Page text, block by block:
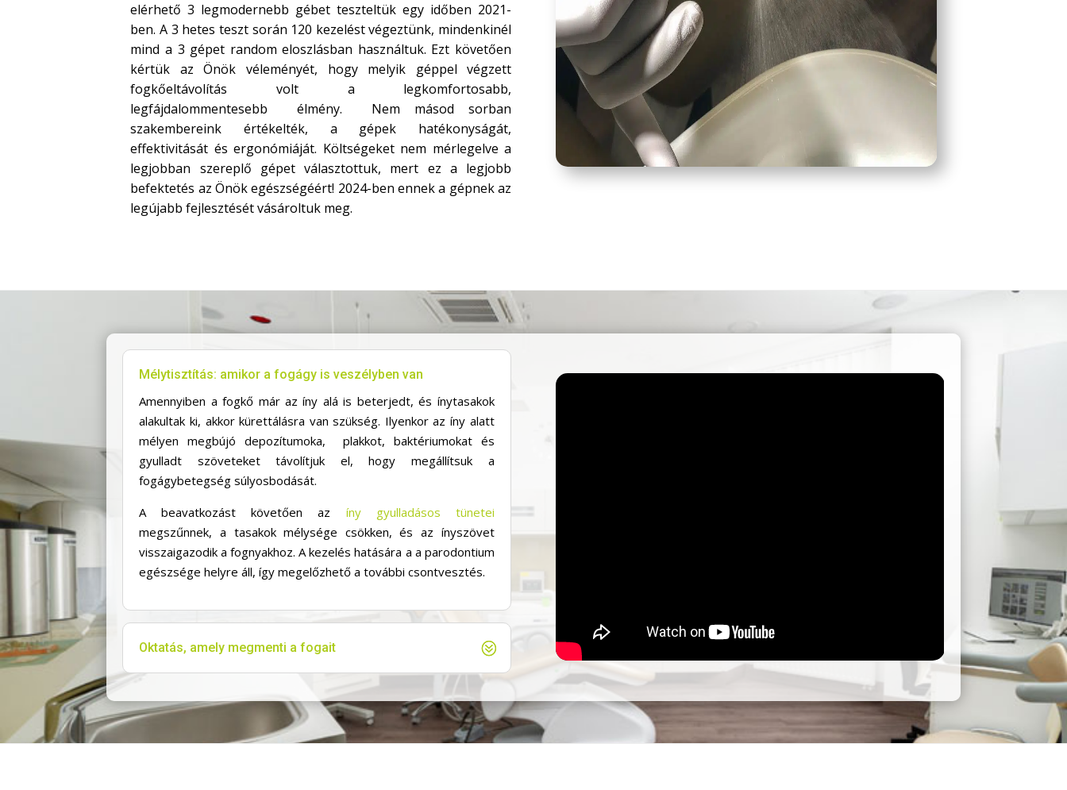
elérhető 3 legmodernebb gébet teszteltük egy időben 2021-
ben. A 3 hetes teszt során 120 kezelést végeztünk, mindenkinél
mind a 3 gépet random eloszlásban használtuk. Ezt követően
kértük az Önök véleményét, hogy melyik géppel végzett
fogkőeltávolítás volt a legkomfortosabb,
legfájdalommentesebb élmény. Nem másod sorban
szakembereink értékelték, a gépek hatékonyságát,
effektivitását és ergonómiáját. Költségeket nem mérlegelve a
legjobban szereplő gépet választottuk, mert ez a legjobb
befektetés az Önök egészségéért! 2024-ben ennek a gépnek az
legújabb fejlesztését vásároltuk meg.
Mélytisztítás: amikor a fogágy is veszélyben van
Amennyiben a fogkő már az íny alá is beterjedt, és ínytasakok
alakultak ki, akkor kürettálásra van szükség. Ilyenkor az íny alatt
mélyen megbújó depozítumoka, plakkot, baktériumokat és
gyulladt szöveteket távolítjuk el, hogy megállítsuk a
fogágybetegség súlyosbodását.
A beavatkozást követően az íny gyulladásos tünetei
megszűnnek, a tasakok mélysége csökken, és az ínyszövet
visszaigazodik a fognyakhoz. A kezelés hatására a a parodontium
egészsége helyre áll, így megelőzhető a további csontvesztés.
Oktatás, amely megmenti a fogait